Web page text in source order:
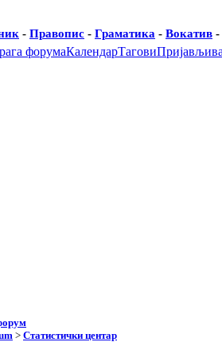
- Правопис - Граматика - Вокатив -
форумаКалендарТагови
> Статистички центар